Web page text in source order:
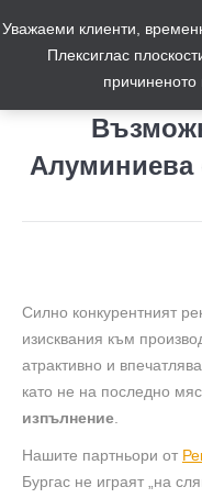
Алуминиева
Силно конкурентният
изисквания към
атрактивно и
като не на последно
изпълнение
Нашите партньори от
Бургас не играят „на
Уважаеми клиенти,
Плексиглас
причиненото